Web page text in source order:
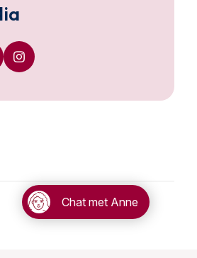
Chat met Anne